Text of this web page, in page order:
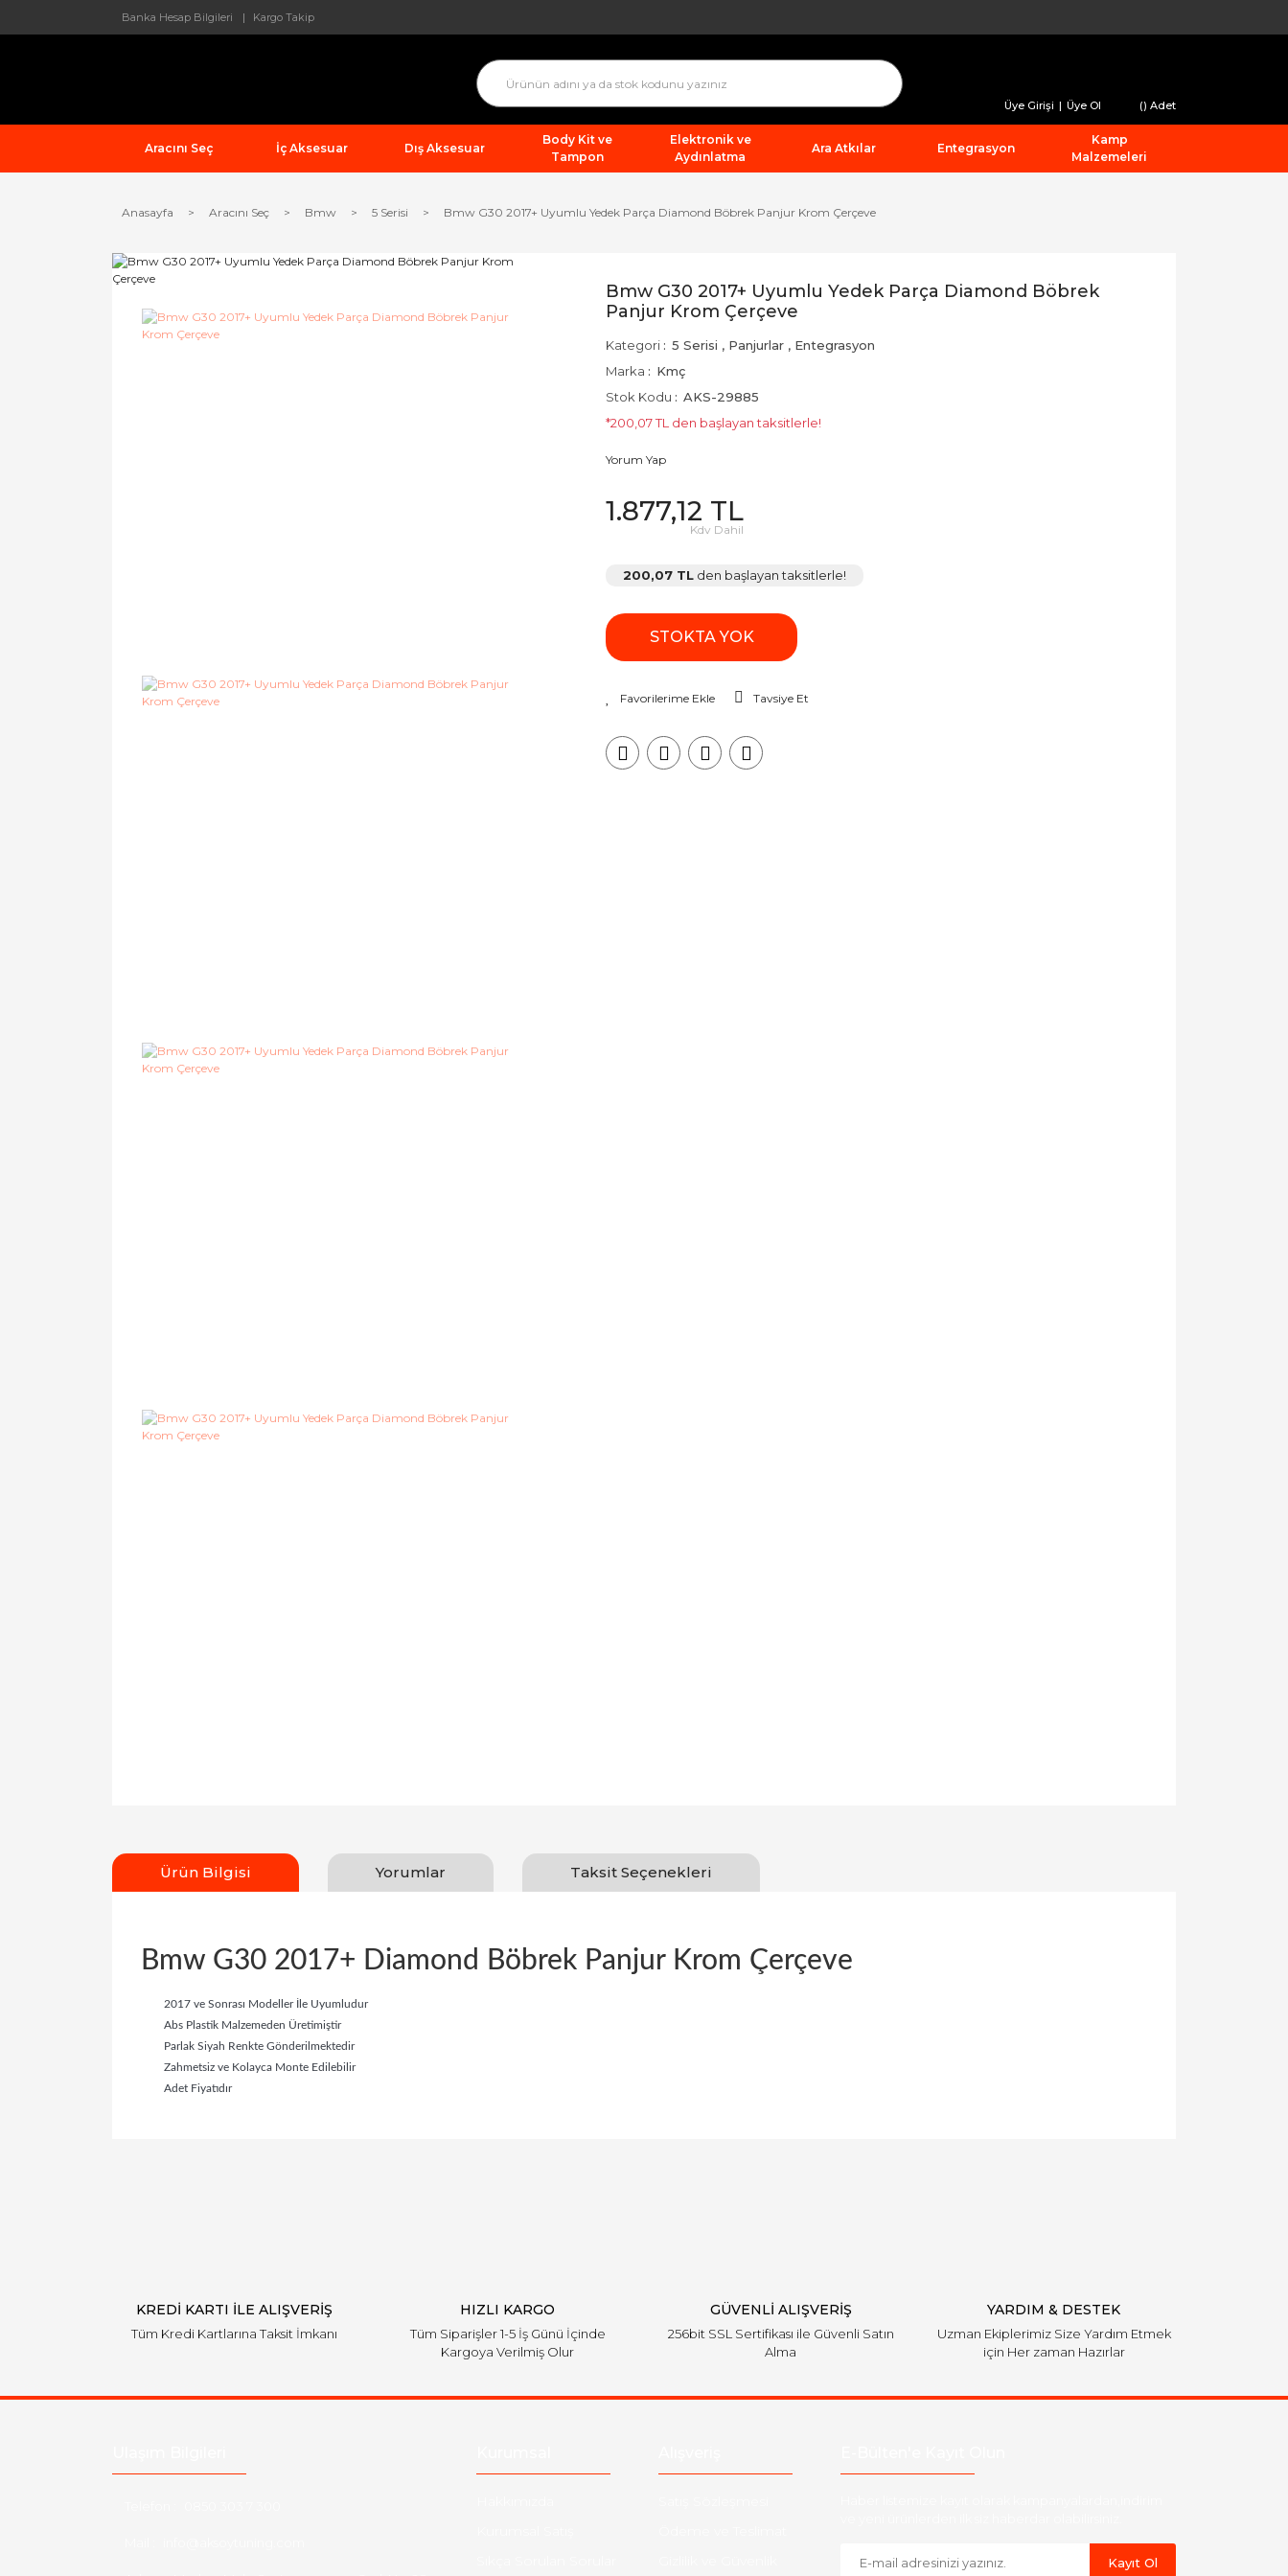
Banka Hesap Bilgileri Kargo Takip
Üye Girişi | Üye Ol () Adet
Aracını Seç İç Aksesuar Dış Aksesuar
Body Kit ve
Tampon
Elektronik ve
Aydınlatma
Ara Atkılar Entegrasyon
Kamp
Malzemeleri
Anasayfa Aracını Seç Bmw 5 Serisi Bmw G30 2017+ Uyumlu Yedek Parça Diamond Böbrek Panjur Krom Çerçeve
Bmw G30 2017+ Uyumlu Yedek Parça Diamond Böbrek
Panjur Krom Çerçeve
Kategori 5 Serisi , Panjurlar , Entegrasyon
Marka
Kmç
Stok Kodu
AKS-29885
*200,07 TL den başlayan taksitlerle!
Yorum Yap
1.877,12 TL
Kdv Dahil
200,07 TL den başlayan taksitlerle!
STOKTA YOK
Tavsiye Et
Ürün Bilgisi Yorumlar Taksit Seçenekleri
Bmw G30 2017+ Diamond Böbrek Panjur Krom Çerçeve
2017 ve Sonrası Modeller İle Uyumludur
Abs Plastik Malzemeden Üretimiştir
Parlak Siyah Renkte Gönderilmektedir
Zahmetsiz ve Kolayca Monte Edilebilir
Adet Fiyatıdır
KREDİ KARTI İLE ALIŞVERİŞ
Tüm Kredi Kartlarına Taksit İmkanı
HIZLI KARGO
Tüm Siparişler 1-5 İş Günü İçinde
Kargoya Verilmiş Olur
GÜVENLİ ALIŞVERİŞ
256bit SSL Sertifikası ile Güvenli Satın
Alma
YARDIM & DESTEK
Uzman Ekiplerimiz Size Yardım Etmek
için Her zaman Hazırlar
Kayıt Ol